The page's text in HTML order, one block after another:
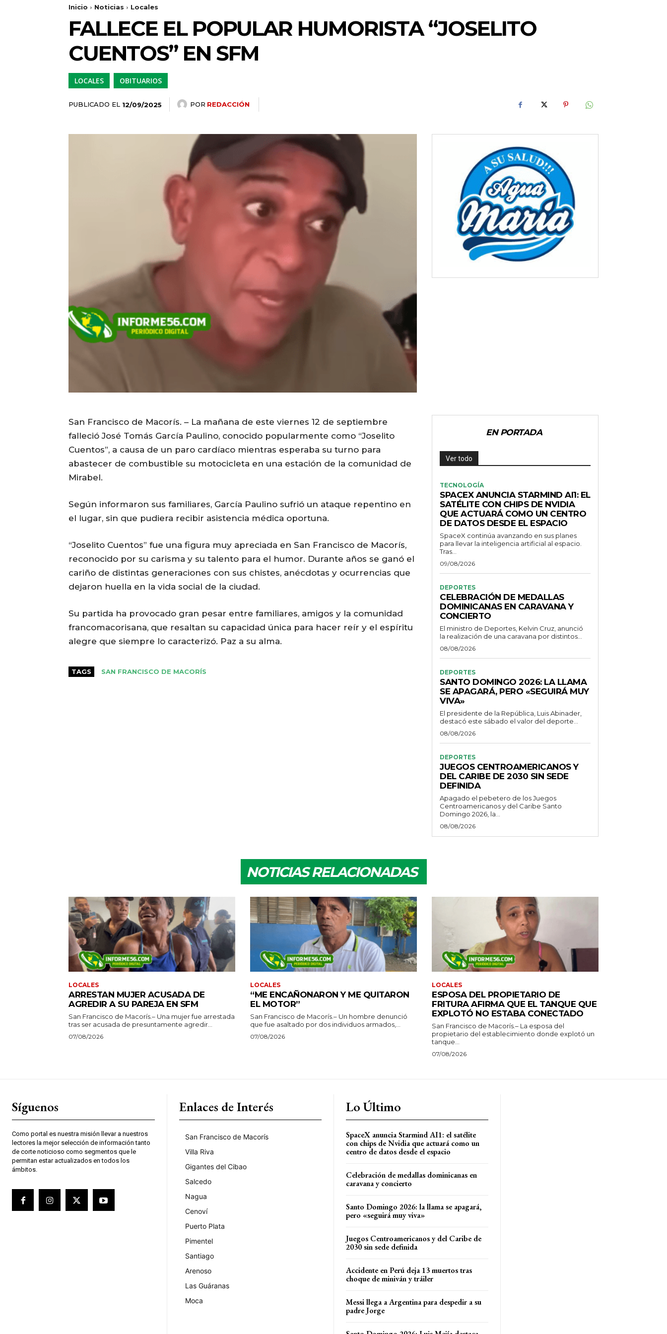
Inicio Noticias Locales
FALLECE EL POPULAR HUMORISTA “JOSELITO
CUENTOS” EN SFM
LOCALES OBITUARIOS
PUBLICADO EL 12/09/2025 POR REDACCIÓN
San Francisco de Macorís. – La mañana de este viernes 12 de septiembre
falleció José Tomás García Paulino, conocido popularmente como “Joselito
Cuentos”, a causa de un paro cardíaco mientras esperaba su turno para
abastecer de combustible su motocicleta en una estación de la comunidad de
Mirabel.
Según informaron sus familiares, García Paulino sufrió un ataque repentino en
el lugar, sin que pudiera recibir asistencia médica oportuna.
“Joselito Cuentos” fue una figura muy apreciada en San Francisco de Macorís,
reconocido por su carisma y su talento para el humor. Durante años se ganó el
cariño de distintas generaciones con sus chistes, anécdotas y ocurrencias que
dejaron huella en la vida social de la ciudad.
Su partida ha provocado gran pesar entre familiares, amigos y la comunidad
francomacorisana, que resaltan su capacidad única para hacer reír y el espíritu
alegre que siempre lo caracterizó. Paz a su alma.
TAGS SAN FRANCISCO DE MACORÍS
EN PORTADA
Ver todo
TECNOLOGÍA
SPACEX ANUNCIA STARMIND AI1: EL
SATÉLITE CON CHIPS DE NVIDIA
QUE ACTUARÁ COMO UN CENTRO
DE DATOS DESDE EL ESPACIO
SpaceX continúa avanzando en sus planes
para llevar la inteligencia artificial al espacio.
Tras...
09/08/2026
DEPORTES
CELEBRACIÓN DE MEDALLAS
DOMINICANAS EN CARAVANA Y
CONCIERTO
El ministro de Deportes, Kelvin Cruz, anunció
la realización de una caravana por distintos...
08/08/2026
DEPORTES
SANTO DOMINGO 2026: LA LLAMA
SE APAGARÁ, PERO «SEGUIRÁ MUY
VIVA»
El presidente de la República, Luis Abinader,
destacó este sábado el valor del deporte...
08/08/2026
DEPORTES
JUEGOS CENTROAMERICANOS Y
DEL CARIBE DE 2030 SIN SEDE
DEFINIDA
Apagado el pebetero de los Juegos
Centroamericanos y del Caribe Santo
Domingo 2026, la...
08/08/2026
NOTICIAS RELACIONADAS
LOCALES
ARRESTAN MUJER ACUSADA DE
AGREDIR A SU PAREJA EN SFM
San Francisco de Macorís.– Una mujer fue arrestada
tras ser acusada de presuntamente agredir...
07/08/2026
LOCALES
“ME ENCAÑONARON Y ME QUITARON
EL MOTOR”
San Francisco de Macorís.– Un hombre denunció
que fue asaltado por dos individuos armados,...
07/08/2026
LOCALES
ESPOSA DEL PROPIETARIO DE
FRITURA AFIRMA QUE EL TANQUE QUE
EXPLOTÓ NO ESTABA CONECTADO
San Francisco de Macorís.– La esposa del
propietario del establecimiento donde explotó un
tanque...
07/08/2026
Síguenos
Como portal es nuestra misión llevar a nuestros
lectores la mejor selección de información tanto
de corte noticioso como segmentos que le
permitan estar actualizados en todos los
ámbitos.
Enlaces de Interés
San Francisco de Macorís
Villa Riva
Gigantes del Cibao
Salcedo
Nagua
Cenoví
Puerto Plata
Pimentel
Santiago
Arenoso
Las Guáranas
Moca
Lo Último
SpaceX anuncia Starmind AI1: el satélite
con chips de Nvidia que actuará como un
centro de datos desde el espacio
Celebración de medallas dominicanas en
caravana y concierto
Santo Domingo 2026: la llama se apagará,
pero «seguirá muy viva»
Juegos Centroamericanos y del Caribe de
2030 sin sede definida
Accidente en Perú deja 13 muertos tras
choque de miniván y tráiler
Messi llega a Argentina para despedir a su
padre Jorge